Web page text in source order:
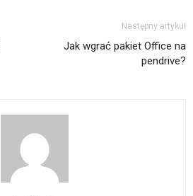
Następny artykuł
Jak wgrać pakiet Office na
pendrive?